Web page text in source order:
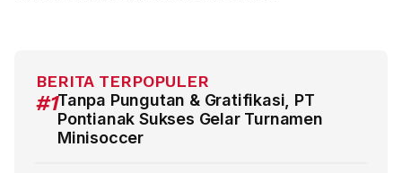
BERITA TERPOPULER
#1Tanpa Pungutan & Gratifikasi, PT
Pontianak Sukses Gelar Turnamen
Minisoccer